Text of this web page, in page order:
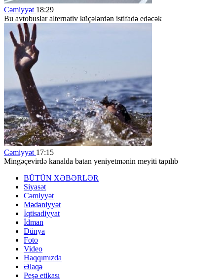
Cəmiyyət 18:29
Bu avtobuslar alternativ küçələrdən istifadə edəcək
Cəmiyyət 17:15
Mingəçevirdə kanalda batan yeniyetmənin meyiti tapılıb
BÜTÜN XƏBƏRLƏR
Siyasət
Cəmiyyət
Mədəniyyət
İqtisadiyyat
İdman
Dünya
Foto
Video
Haqqımızda
Əlaqə
Peşə etikası